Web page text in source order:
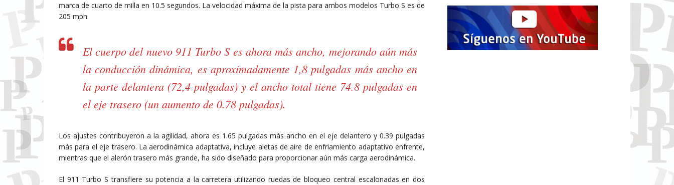
marca de cuarto de milla en 10.5 segundos. La velocidad máxima de la pista para ambos modelos Turbo S es de
205 mph.
El cuerpo del nuevo 911 Turbo S es ahora más ancho, mejorando aún más
la conducción dinámica, es aproximadamente 1,8 pulgadas más ancho en
la parte delantera (72,4 pulgadas) y el ancho total tiene 74.8 pulgadas en
el eje trasero (un aumento de 0.78 pulgadas).
Los ajustes contribuyeron a la agilidad, ahora es 1.65 pulgadas más ancho en el eje delantero y 0.39 pulgadas
más para el eje trasero. La aerodinámica adaptativa, incluye aletas de aire de enfriamiento adaptativo enfrente,
mientras que el alerón trasero más grande, ha sido diseñado para proporcionar aún más carga aerodinámica.
El 911 Turbo S transfiere su potencia a la carretera utilizando ruedas de bloqueo central escalonadas en dos